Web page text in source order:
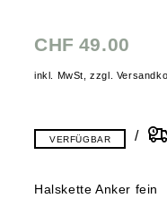
CHF 49.00
inkl. MwSt, zzgl.
VERFÜGBAR
Halskette Anker fein